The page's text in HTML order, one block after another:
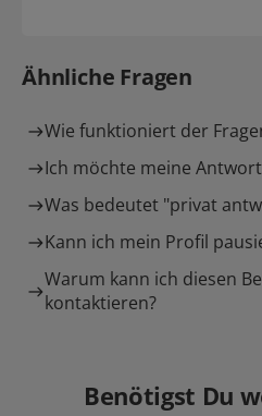
Ähnliche Fragen
Wie funktioniert der
Ich möchte meine
Was bedeutet "privat
Kann ich mein Profil
Warum kann ich diesen
kontaktieren?
Benötigst Du